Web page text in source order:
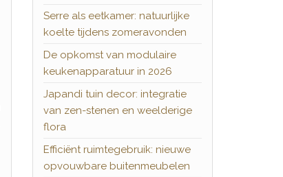
Serre als eetkamer: natuurlijke
koelte tijdens zomeravonden
De opkomst van modulaire
keukenapparatuur in 2026
Japandi tuin decor: integratie
van zen-stenen en weelderige
flora
Efficiënt ruimtegebruik: nieuwe
opvouwbare buitenmeubelen